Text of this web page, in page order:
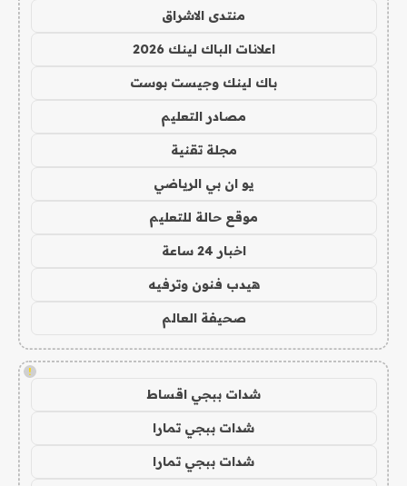
منتدى الاشراق
اعلانات الباك لينك 2026
باك لينك وجيست بوست
مصادر التعليم
مجلة تقنية
يو ان بي الرياضي
موقع حالة للتعليم
اخبار 24 ساعة
هيدب فنون وترفيه
صحيفة العالم
!
شدات ببجي اقساط
شدات ببجي تمارا
شدات ببجي تمارا